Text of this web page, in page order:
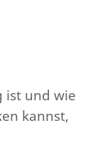
ist und wie
kannst,